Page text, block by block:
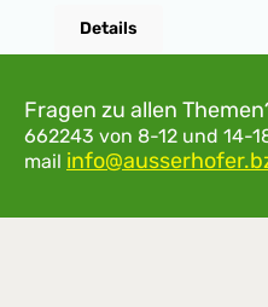
Außengehäuse ist mit
Seitenwänden ohne
daher sehr hygienisch
legierter Stahl und
Details
Fragen zu allen
662243 von 8-12 und 14-
mail